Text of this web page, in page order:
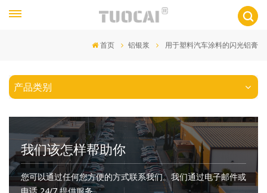
首页 铝银浆 用于塑料汽车涂料的闪光铝膏
产品类别
我们该怎样帮助你
您可以通过任何您方便的方式联系我们。我们通过电子邮件或